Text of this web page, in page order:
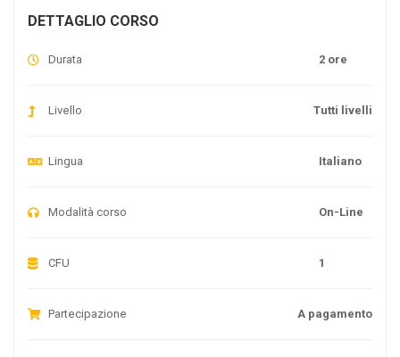
DETTAGLIO CORSO
Durata 2 ore
Livello Tutti livelli
Lingua Italiano
Modalità corso On-Line
CFU 1
Partecipazione A pagamento